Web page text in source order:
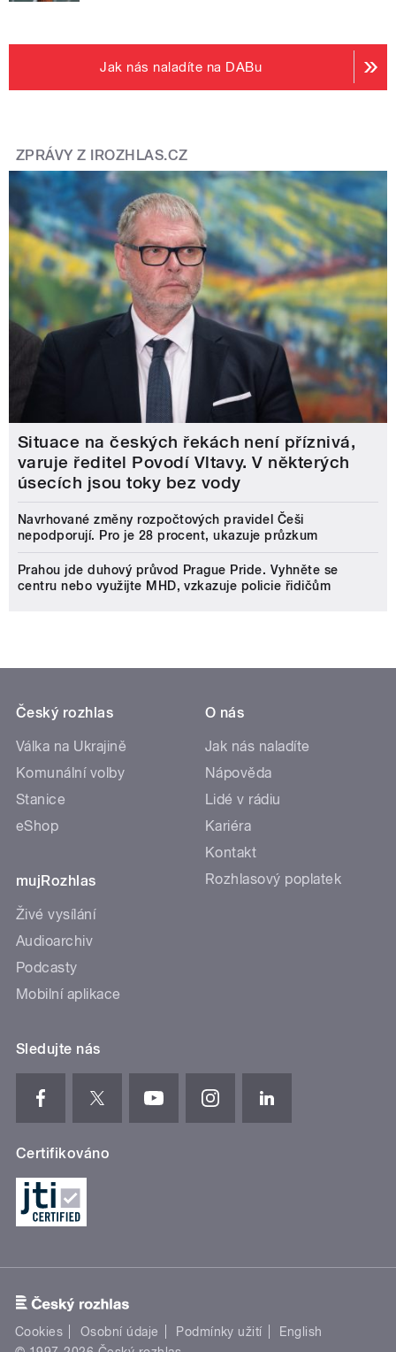
Jak nás naladíte na DABu
ZPRÁVY Z IROZHLAS.CZ
Situace na českých řekách není příznivá,
varuje ředitel Povodí Vltavy. V některých
úsecích jsou toky bez vody
Navrhované změny rozpočtových pravidel Češi
nepodporují. Pro je 28 procent, ukazuje průzkum
Prahou jde duhový průvod Prague Pride. Vyhněte se
centru nebo využijte MHD, vzkazuje policie řidičům
Český rozhlas
Válka na Ukrajině
Komunální volby
Stanice
eShop
mujRozhlas
Živé vysílání
Audioarchiv
Podcasty
Mobilní aplikace
O nás
Jak nás naladíte
Nápověda
Lidé v rádiu
Kariéra
Kontakt
Rozhlasový poplatek
Sledujte nás
Certifikováno
Cookies Osobní údaje Podmínky užití
English